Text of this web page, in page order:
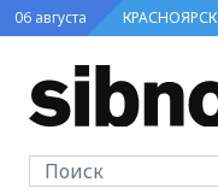
06 августа КРАСНОЯРСК